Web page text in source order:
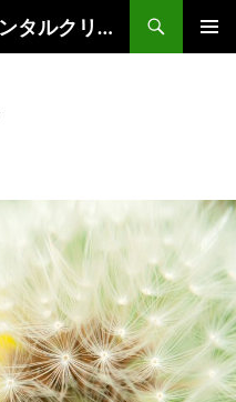
【精神科/心療内科】ららメンタルクリニック